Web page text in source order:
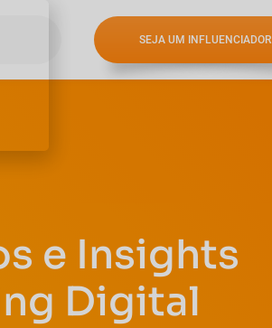
SEJA UM INFLUENCIADOR
e Insights
Digital